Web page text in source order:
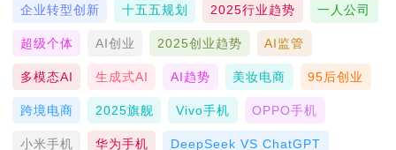
企业转型创新 十五五规划 2025行业趋势 一人公司
超级个体 AI创业 2025创业趋势 AI监管
多模态AI 生成式AI AI趋势 美妆电商 95后创业
跨境电商 2025旗舰 Vivo手机 OPPO手机
小米手机 华为手机 DeepSeek VS ChatGPT